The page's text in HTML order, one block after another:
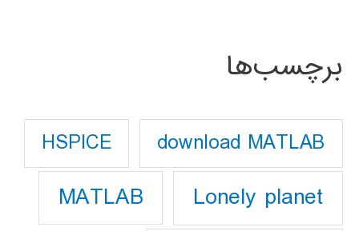
برچسب‌ها
download MATLAB
HSPICE
Lonely planet
MATLAB